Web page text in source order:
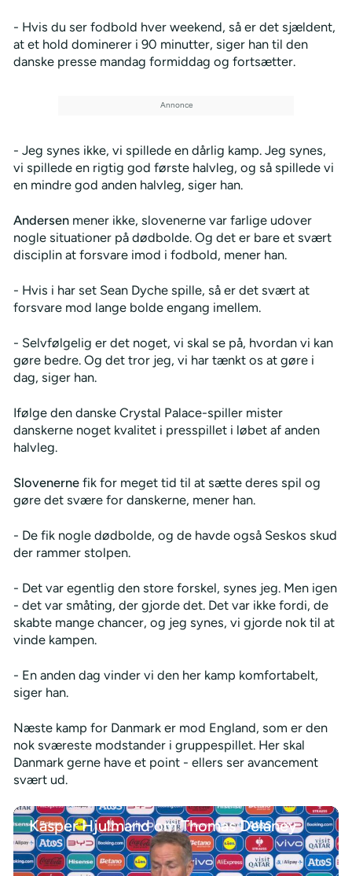
- Hvis du ser fodbold hver weekend, så er det sjældent,
at et hold dominerer i 90 minutter, siger han til den
danske presse mandag formiddag og fortsætter.
- Jeg synes ikke, vi spillede en dårlig kamp. Jeg synes,
vi spillede en rigtig god første halvleg, og så spillede vi
en mindre god anden halvleg, siger han.
Andersen mener ikke, slovenerne var farlige udover
nogle situationer på dødbolde. Og det er bare et svært
disciplin at forsvare imod i fodbold, mener han.
- Hvis i har set Sean Dyche spille, så er det svært at
forsvare mod lange bolde engang imellem.
- Selvfølgelig er det noget, vi skal se på, hvordan vi kan
gøre bedre. Og det tror jeg, vi har tænkt os at gøre i
dag, siger han.
Ifølge den danske Crystal Palace-spiller mister
danskerne noget kvalitet i presspillet i løbet af anden
halvleg.
Slovenerne fik for meget tid til at sætte deres spil og
gøre det svære for danskerne, mener han.
- De fik nogle dødbolde, og de havde også Seskos skud
der rammer stolpen.
- Det var egentlig den store forskel, synes jeg. Men igen
- det var småting, der gjorde det. Det var ikke fordi, de
skabte mange chancer, og jeg synes, vi gjorde nok til at
vinde kampen.
- En anden dag vinder vi den her kamp komfortabelt,
siger han.
Næste kamp for Danmark er mod England, som er den
nok sværeste modstander i gruppespillet. Her skal
Danmark gerne have et point - ellers ser avancement
svært ud.
Kasper Hjulmand om Thomas Delaney